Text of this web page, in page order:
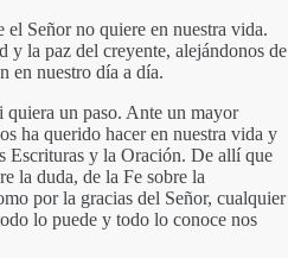
el Señor no quiere en nuestra vida.
y la paz del creyente, alejándonos de
en nuestro día a día.
quiera un paso. Ante un mayor
ha querido hacer en nuestra vida y
Escrituras y la Oración. De allí que
la duda, de la Fe sobre la
por la gracias del Señor, cualquier
lo puede y todo lo conoce nos